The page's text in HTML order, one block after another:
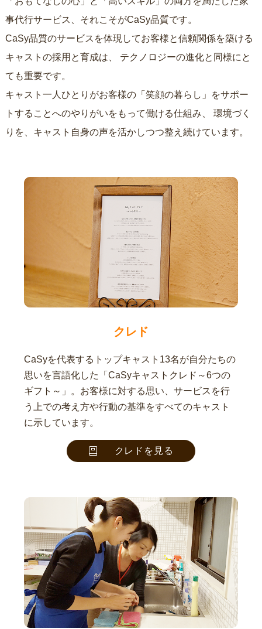
事代行サービス、それこそがCaSy品質です。
CaSy品質のサービスを体現してお客様と信頼関係を築ける
キャストの採用と育成は、
ても重要です。
キャスト一人ひとりがお客様の「笑顔の暮らし」をサポー
トすることへのやりがいをもって働ける仕組み、
りを、キャスト自身の声を活かしつつ整え続けています。
クレド
CaSyを代表するトップキャスト13名が自分たちの
思いを言語化した「CaSyキャストクレド～6つの
ギフト～」。お客様に対する思い、サービスを行
う上での考え方や行動の基準をすべてのキャスト
に示しています。
クレドを見る